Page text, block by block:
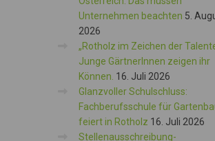
Unternehmen beachten 5.
2026
„Rotholz im Zeichen der
Junge GärtnerInnen zeigen ihr
Können. 16. Juli 2026
Glanzvoller Schulschluss:
Fachberufsschule für
feiert in Rotholz 16. Juli 2026
Stellenausschreibung-